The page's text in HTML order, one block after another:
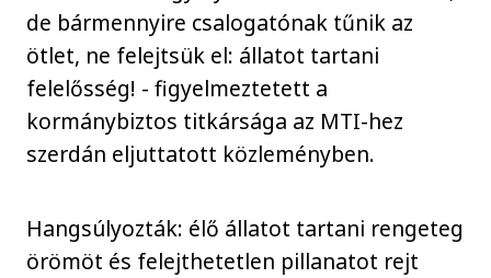
de bármennyire csalogatónak tűnik az
ötlet, ne felejtsük el: állatot tartani
felelősség! - figyelmeztetett a
kormánybiztos titkársága az MTI-hez
szerdán eljuttatott közleményben.
Hangsúlyozták: élő állatot tartani rengeteg
örömöt és felejthetetlen pillanatot rejt